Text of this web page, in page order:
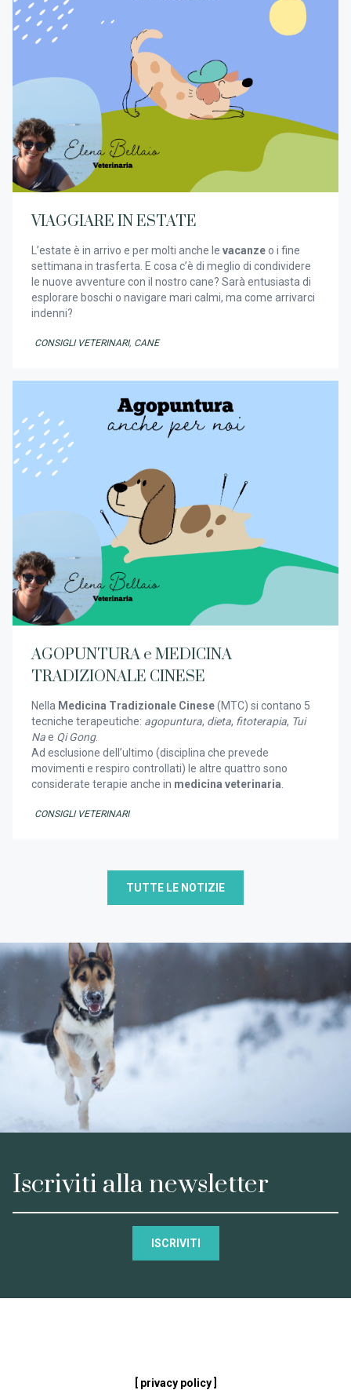
VIAGGIARE IN ESTATE
L’estate è in arrivo e per molti anche le vacanze o i fine
settimana in trasferta. E cosa c’è di meglio di condividere
le nuove avventure con il nostro cane? Sarà entusiasta di
esplorare boschi o navigare mari calmi, ma come arrivarci
indenni?
CONSIGLI VETERINARI, CANE
AGOPUNTURA e MEDICINA
TRADIZIONALE CINESE
Nella Medicina Tradizionale Cinese(MTC) si contano 5
tecniche terapeutiche: agopuntura, dieta, fitoterapia, Tui
Nae Qi Gong.
Ad esclusione dell’ultimo (disciplina che prevede
movimenti e respiro controllati) le altre quattro sono
considerate terapie anche in medicina veterinaria.
CONSIGLI VETERINARI
TUTTE LE NOTIZIE
Iscriviti alla newsletter
ISCRIVITI
[ privacy policy ]